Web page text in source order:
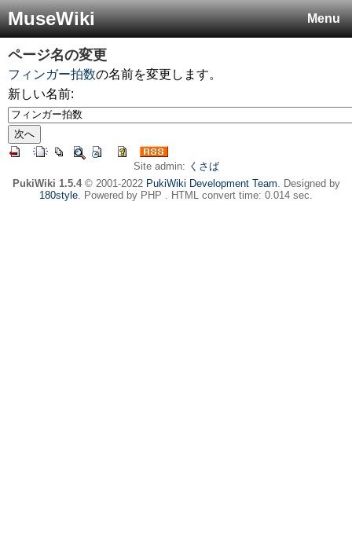
Menu
MuseWiki
ページ名の変更
フィンガー拍数の名前を変更します。
新しい名前:
Site admin: くさば
PukiWiki 1.5.4© 2001-2022 PukiWiki Development Team. Designed by
180style. Powered by PHP . HTML convert time: 0.014 sec.